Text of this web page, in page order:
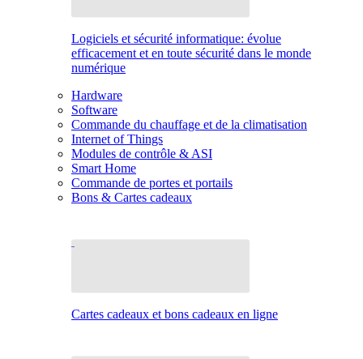
Logiciels et sécurité informatique: évolue
efficacement et en toute sécurité dans le monde
numérique
Hardware
Software
Commande du chauffage et de la climatisation
Internet of Things
Modules de contrôle & ASI
Smart Home
Commande de portes et portails
Bons & Cartes cadeaux
Cartes cadeaux et bons cadeaux en ligne